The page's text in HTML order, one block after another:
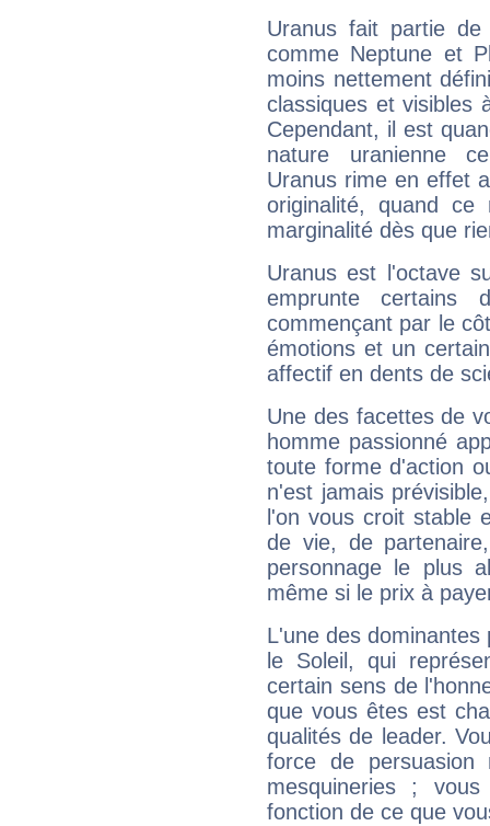
Uranus fait partie
comme Neptune et
moins nettement
classiques et visibles
Cependant, il est
nature uranienne
Uranus rime en effet
originalité, quand ce
marginalité dès que
Uranus est l'octave
emprunte
commençant par le
émotions et un
affectif en dents de
Une des facettes de
homme passionné
toute forme d'action
n'est jamais
l'on vous croit stable
de vie, de
personnage le plus
même si le prix à
L'une des
le Soleil, qui
certain sens de
que vous êtes est
qualités de leader.
force de
mesquineries ;
fonction de ce que